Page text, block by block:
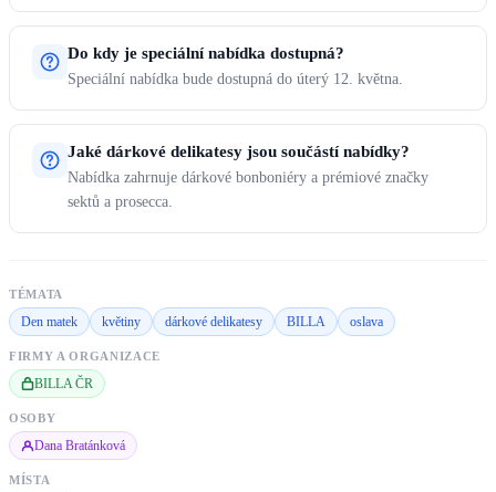
Do kdy je speciální nabídka dostupná?
Speciální nabídka bude dostupná do úterý 12. května.
Jaké dárkové delikatesy jsou součástí nabídky?
Nabídka zahrnuje dárkové bonboniéry a prémiové značky
sektů a prosecca.
TÉMATA
Den matek květiny dárkové delikatesy BILLA oslava
FIRMY A ORGANIZACE
BILLA ČR
OSOBY
Dana Bratánková
MÍSTA